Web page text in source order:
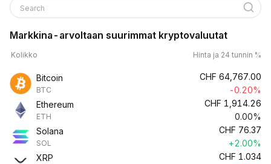
Search
Markkina-arvoltaan suurimmat kryptovaluutat
Kolikko Hinta ja 24 tunnin %
Bitcoin
BTC
CHF 64,767.00
-0.20%
Ethereum
ETH
CHF 1,914.26
0.00%
Solana
SOL
CHF 76.37
+2.00%
XRP
CHF 1.034